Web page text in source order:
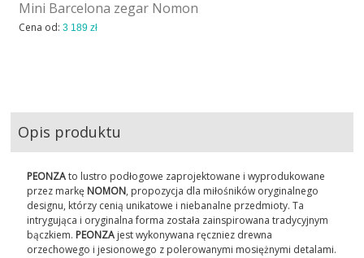
Mini Barcelona zegar Nomon
Cena od:3 189 zł
Opis produktu
PEONZAto lustro podłogowe zaprojektowane i wyprodukowane
przez markę NOMON, propozycja dla miłośników oryginalnego
designu, którzy cenią unikatowe i niebanalne przedmioty. Ta
intrygująca i oryginalna forma została zainspirowana tradycyjnym
bączkiem. PEONZA jest wykonywana ręczniez drewna
orzechowego i jesionowego z polerowanymi mosiężnymi detalami.